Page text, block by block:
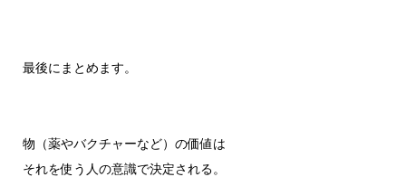
最後にまとめます。
物（薬やバクチャーなど）の価値は
それを使う人の意識で決定される。